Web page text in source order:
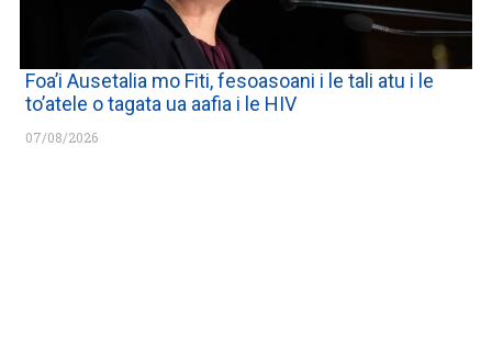
Foa’i Ausetalia mo Fiti, fesoasoani i le tali atu i le
to’atele o tagata ua aafia i le HIV
07/08/2026